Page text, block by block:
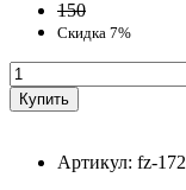
150
Скидка 7%
Артикул: fz-